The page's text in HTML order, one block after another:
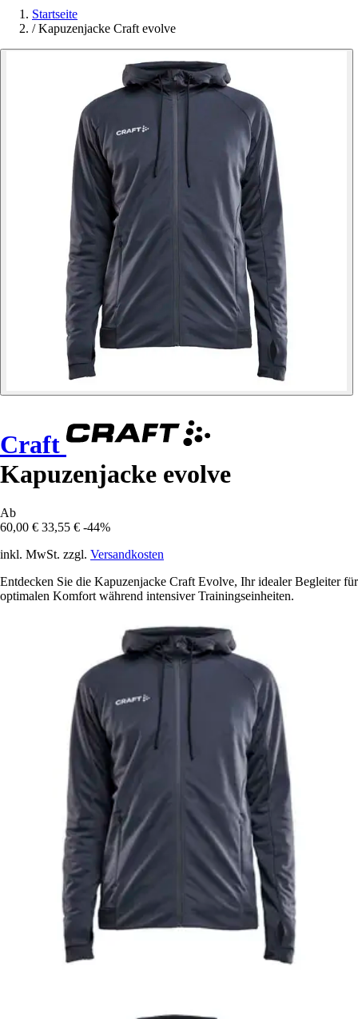
Startseite
/ Kapuzenjacke Craft evolve
Craft
Kapuzenjacke evolve
Ab
60,00 € 33,55 € -44%
inkl. MwSt. zzgl. Versandkosten
Entdecken Sie die Kapuzenjacke Craft Evolve, Ihr idealer Begleiter für
optimalen Komfort während intensiver Trainingseinheiten.